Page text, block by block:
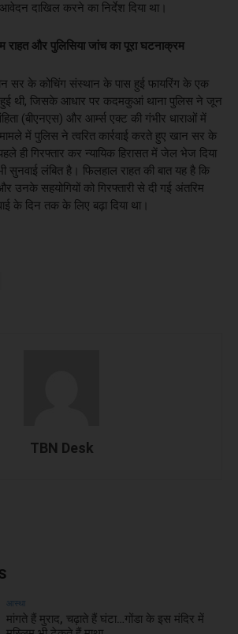
दाखिल करने का निर्देश दिया था।
राहत और पुलिसिया जांच का पूरा घटनाक्रम
सर के कोचिंग संस्थान के पास हुई फायरिंग के एक
से हुई थी, जिसके आधार पर कदमकुआं थाना पुलिस ने जून
(बीएनएस) और आर्म्स एक्ट की गंभीर धाराओं में
में पुलिस ने त्वरित कार्रवाई करते हुए खान सर के
पहले ही गिरफ्तार कर न्यायिक हिरासत में जेल भेज दिया
सुनवाई लंबित है। फिलहाल राहत की बात यह है कि
सहयोगियों को गिरफ्तारी से दी गई अंतरिम
के दिन तक के लिए बढ़ा दिया था।
TBN Desk
आस्था
मांगते हैं मुराद, चढ़ाते हैं घंटा…गोंडा के इस मंदिर में